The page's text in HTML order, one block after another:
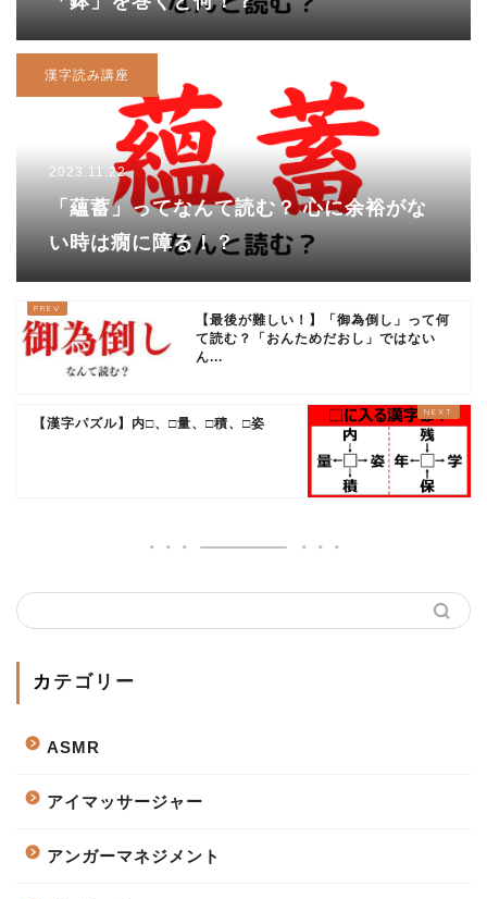
漢字読み講座
2023.11.22
「蘊蓄」ってなんて読む？ 心に余裕がな
い時は癇に障る！？
【最後が難しい！】「御為倒し」って何
て読む？「おんためだおし」ではない
ん...
【漢字パズル】内□、□量、□積、□姿
カテゴリー
ASMR
アイマッサージャー
アンガーマネジメント